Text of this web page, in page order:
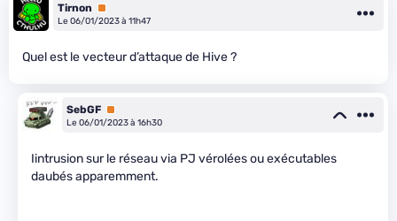
Tirnon
Premium
Le 06/01/2023 à 11h47
Quel est le vecteur d’attaque de Hive ?
SebGF Premium
Le 06/01/2023 à 16h30
Iintrusion sur le réseau via PJ vérolées ou exécutables
daubés apparemment.